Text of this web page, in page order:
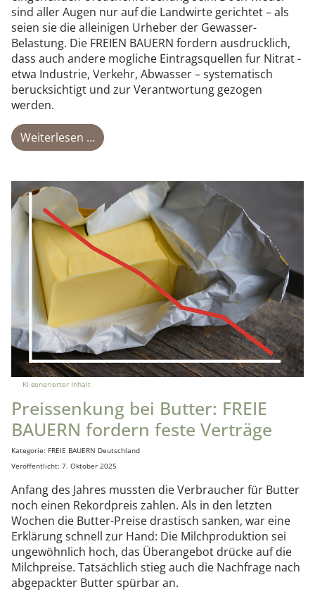
sind aller Augen nur auf die Landwirte gerichtet – als
seien sie die alleinigen Urheber der Gewasser-
Belastung. Die FREIEN BAUERN fordern ausdrucklich,
dass auch andere mogliche Eintragsquellen fur Nitrat -
etwa Industrie, Verkehr, Abwasser – systematisch
berucksichtigt und zur Verantwortung gezogen
werden.
Weiterlesen …
KI-generierter Inhalt
Preissenkung bei Butter: FREIE
BAUERN fordern feste Verträge
Details
Kategorie: FREIE BAUERN Deutschland
Veröffentlicht: 7. Oktober 2025
Anfang des Jahres mussten die Verbraucher für Butter
noch einen Rekordpreis zahlen. Als in den letzten
Wochen die Butter-Preise drastisch sanken, war eine
Erklärung schnell zur Hand: Die Milchproduktion sei
ungewöhnlich hoch, das Überangebot drücke auf die
Milchpreise. Tatsächlich stieg auch die Nachfrage nach
abgepackter Butter spürbar an.